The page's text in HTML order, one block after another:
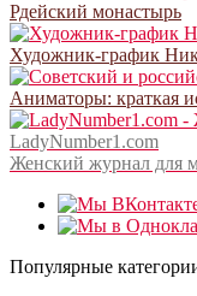
Рдейский монастырь
Художник-график
Аниматоры: краткая
LadyNumber1.com
Женский журнал для
Популярные